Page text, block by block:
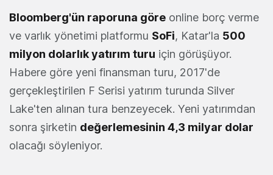
Bloomberg'ün raporuna göre online borç verme
ve varlık yönetimi platformu SoFi, Katar'la 500
milyon dolarlık yatırım turu için görüşüyor.
Habere göre yeni finansman turu, 2017'de
gerçekleştirilen F Serisi yatırım turunda Silver
Lake'ten alınan tura benzeyecek. Yeni yatırımdan
sonra şirketin değerlemesinin 4,3 milyar dolar
olacağı söyleniyor.